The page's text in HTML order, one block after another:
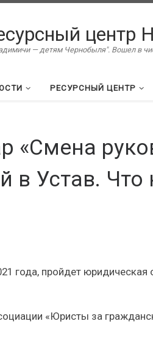
центр
— детям Чернобыля". Вошел в
РЕСУРСНЫЙ ЦЕНТР
«Смена
в Устав. Что
года, пройдет юридическая
«Юристы за